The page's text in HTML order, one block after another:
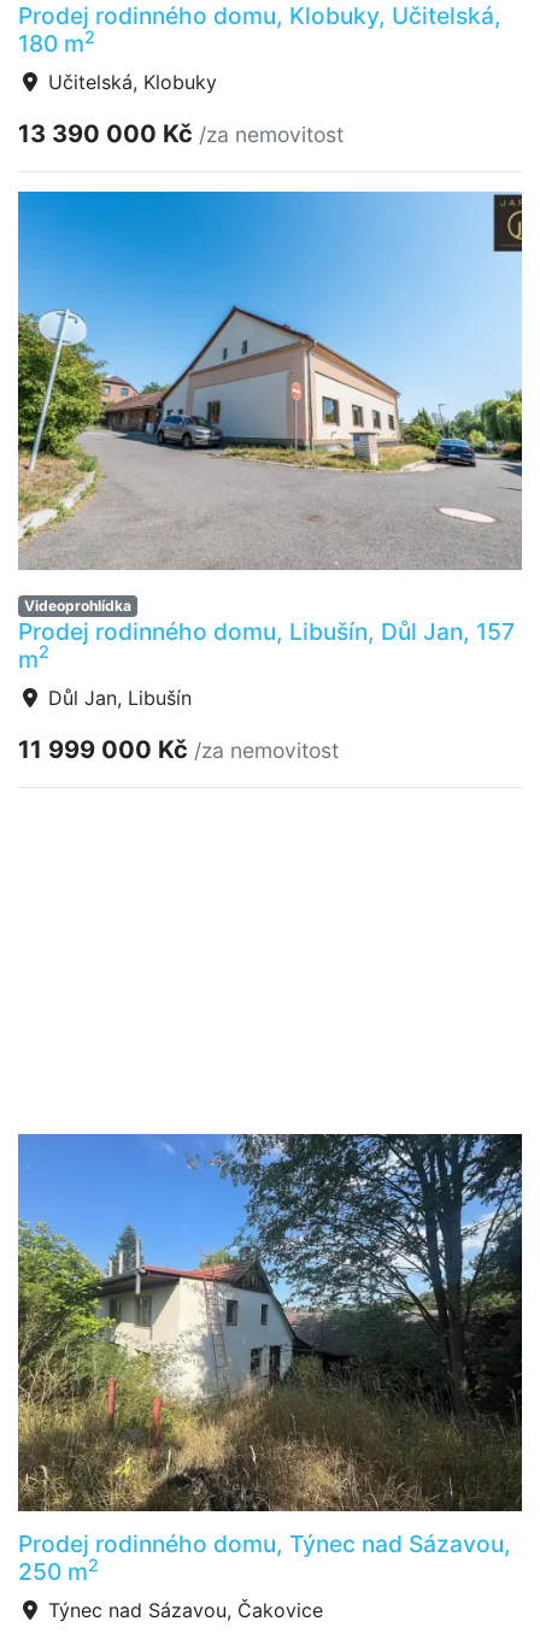
Prodej rodinného domu, Klobuky, Učitelská,
180 m2
Učitelská, Klobuky
13 390 000 Kč /za nemovitost
Videoprohlídka
Prodej rodinného domu, Libušín, Důl Jan, 157
m2
Důl Jan, Libušín
11 999 000 Kč /za nemovitost
Prodej rodinného domu, Týnec nad Sázavou,
250 m2
Týnec nad Sázavou, Čakovice